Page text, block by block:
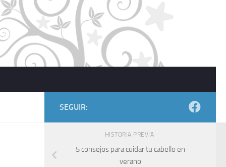
SEGUIR:
HISTORIA PREVIA
5 consejos para cuidar tu cabello en
verano